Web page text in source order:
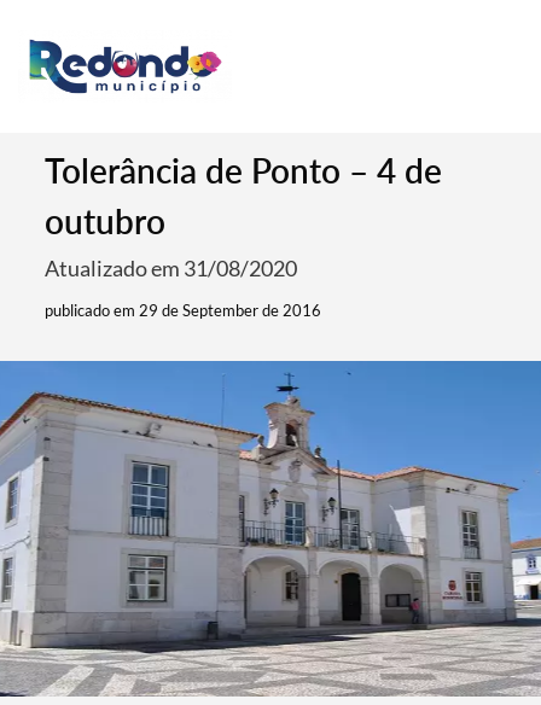
Tolerância de Ponto – 4 de
outubro
Atualizado em 31/08/2020
publicado em 29 de September de 2016